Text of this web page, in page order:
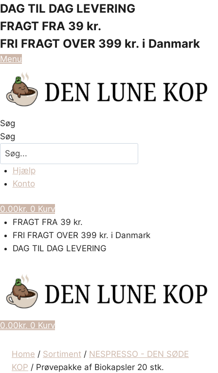
Skip
to
content
DAG TIL DAG LEVERING
FRAGT FRA 39 kr.
FRI FRAGT OVER 399 kr. i Danmark
Menu
Søg
Søg
Hjælp
Konto
0.00kr. 0 Kurv
FRAGT FRA 39 kr.
FRI FRAGT OVER 399 kr. i Danmark
DAG TIL DAG LEVERING
0.00kr. 0 Kurv
Home / Sortiment / NESPRESSO - DEN SØDE
KOP / Prøvepakke af Biokapsler 20 stk.